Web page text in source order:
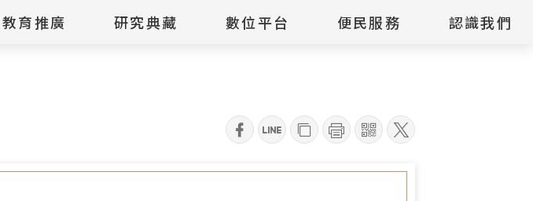
搜
教育推廣 研究典藏 數位平台
庫
臺灣人權故事教育
便民服務
聯絡我們
參訪民眾問卷
認識我們
念會
qrcode